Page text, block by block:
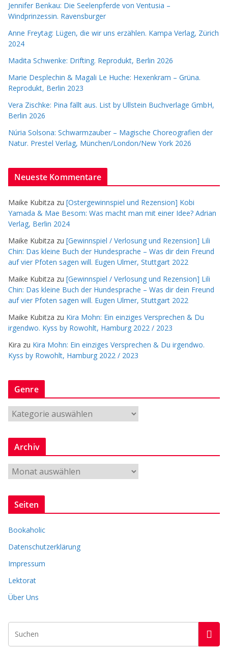
Jennifer Benkau: Die Seelenpferde von Ventusia –
Windprinzessin. Ravensburger
Anne Freytag: Lügen, die wir uns erzählen. Kampa Verlag, Zürich
2024
Madita Schwenke: Drifting. Reprodukt, Berlin 2026
Marie Desplechin & Magali Le Huche: Hexenkram – Grüna.
Reprodukt, Berlin 2023
Vera Zischke: Pina fällt aus. List by Ullstein Buchverlage GmbH,
Berlin 2026
Núria Solsona: Schwarmzauber – Magische Choreografien der
Natur. Prestel Verlag, München/London/New York 2026
Neueste Kommentare
Maike Kubitza zu [Ostergewinnspiel und Rezension] Kobi
Yamada & Mae Besom: Was macht man mit einer Idee? Adrian
Verlag, Berlin 2024
Maike Kubitza zu [Gewinnspiel / Verlosung und Rezension] Lili
Chin: Das kleine Buch der Hundesprache – Was dir dein Freund
auf vier Pfoten sagen will. Eugen Ulmer, Stuttgart 2022
Maike Kubitza zu [Gewinnspiel / Verlosung und Rezension] Lili
Chin: Das kleine Buch der Hundesprache – Was dir dein Freund
auf vier Pfoten sagen will. Eugen Ulmer, Stuttgart 2022
Maike Kubitza zu Kira Mohn: Ein einziges Versprechen & Du
irgendwo. Kyss by Rowohlt, Hamburg 2022 / 2023
Kira zu Kira Mohn: Ein einziges Versprechen & Du irgendwo.
Kyss by Rowohlt, Hamburg 2022 / 2023
Genre
G
n
e
Archiv
c
v
Seiten
Bookaholic
Datenschutzerklärung
Impressum
Lektorat
Über Uns